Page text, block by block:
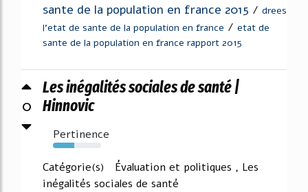
sante de la population en france 2015 / drees
l'etat de sante de la population en france / etat de
sante de la population en france rapport 2015
0
Les inégalités sociales de santé |
Hinnovic
Pertinence
44%
Catégorie(s) Évaluation et politiques , Les
inégalités sociales de santé